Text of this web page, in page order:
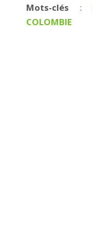
Mots-clés :
COLOMBIE